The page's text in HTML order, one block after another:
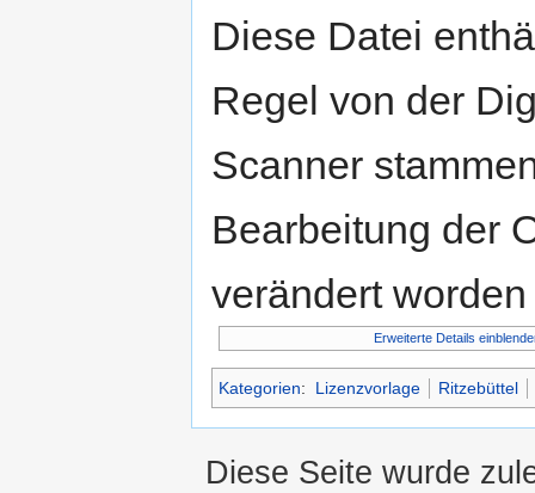
Diese Datei
Regel von der
Scanner
Bearbeitung der
verändert
Erweiterte Details
Kategorien: Lizenzvorlage Ritzebüttel
Diese Seite wurde